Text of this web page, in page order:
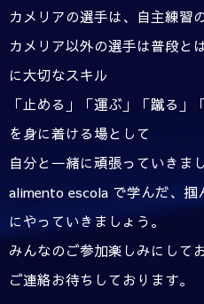
カメリアの選手は、自主練習
カメリア以外の選手は普段と
に大切なスキル
「止める」「運ぶ」「蹴る」
を身に着ける場として
自分と一緒に頑張っていきま
alimento escola で学んだ、掴
にやっていきましょう。
みんなのご参加楽しみにして
ご連絡お待ちしております。